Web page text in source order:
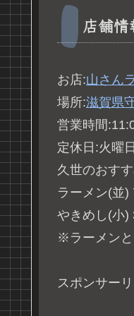
店舗情
お店:山さん
場所:滋賀県
営業時間
定休日:火曜日
久世のおす
ラーメン(並)
やきめし(小)
※ラーメン
スポンサー